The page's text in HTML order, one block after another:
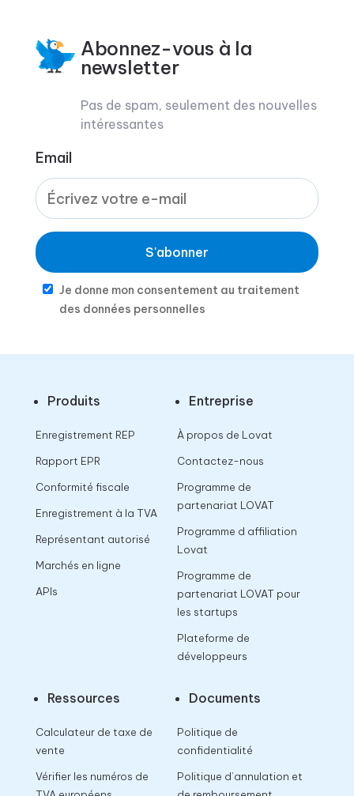
Abonnez-vous à la
newsletter
Pas de spam, seulement des nouvelles
intéressantes
Email
S'abonner
Je donne mon consentement au traitement
des données personnelles
Produits
Enregistrement REP
Rapport EPR
Conformité fiscale
Enregistrement à la TVA
Représentant autorisé
Marchés en ligne
APIs
Entreprise
À propos de Lovat
Contactez-nous
Programme de
partenariat LOVAT
Programme d affiliation
Lovat
Programme de
partenariat LOVAT pour
les startups
Plateforme de
développeurs
Ressources
Calculateur de taxe de
vente
Vérifier les numéros de
Documents
Politique de
confidentialité
Politique d’annulation et